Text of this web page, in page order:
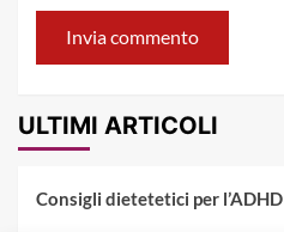
ULTIMI ARTICOLI
Consigli dietetetici per l’ADHD